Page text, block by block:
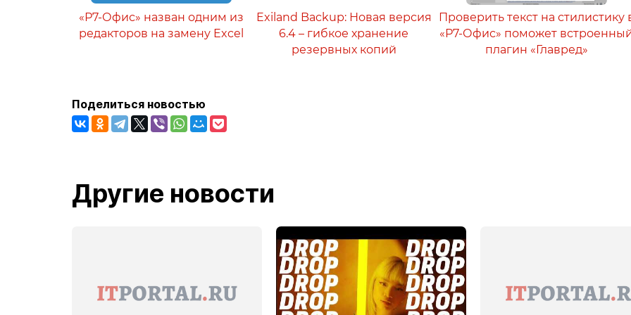
«Р7-Офис» назван одним из
редакторов на замену Excel
Exiland Backup: Новая версия
6.4 – гибкое хранение
резервных копий
Проверить текст на стилистику
«Р7-Офис» поможет
плагин «Главред»
Поделиться новостью
Другие новости